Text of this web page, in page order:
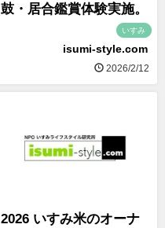
鼓・居合鑑賞体験実施。
いすみ
isumi-style.com
2026/2/12
2026 いすみ米のオーナ